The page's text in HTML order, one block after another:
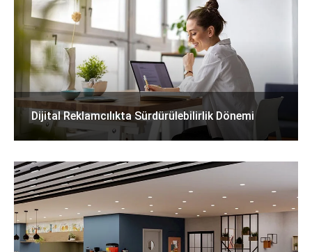
Dijital Reklamcılıkta Sürdürülebilirlik Dönemi